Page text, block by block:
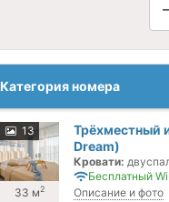
Категория номера
13
33 м2
Трёхместный
Dream)
Кровати:
Бесплатный
Описание и фото